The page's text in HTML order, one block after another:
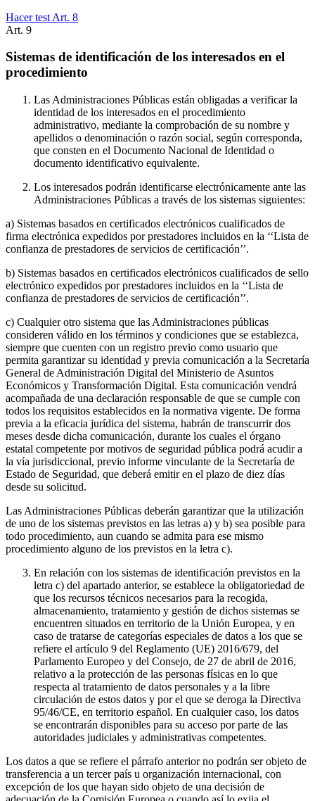
Hacer test Art. 8
Art. 9
Sistemas de identificación de los interesados en el
procedimiento
Las Administraciones Públicas están obligadas a verificar la
identidad de los interesados en el procedimiento
administrativo, mediante la comprobación de su nombre y
apellidos o denominación o razón social, según corresponda,
que consten en el Documento Nacional de Identidad o
documento identificativo equivalente.
Los interesados podrán identificarse electrónicamente ante las
Administraciones Públicas a través de los sistemas siguientes:
a) Sistemas basados en certificados electrónicos cualificados de
firma electrónica expedidos por prestadores incluidos en la ‘‘Lista de
confianza de prestadores de servicios de certificación’’.
b) Sistemas basados en certificados electrónicos cualificados de sello
electrónico expedidos por prestadores incluidos en la ‘‘Lista de
confianza de prestadores de servicios de certificación’’.
c) Cualquier otro sistema que las Administraciones públicas
consideren válido en los términos y condiciones que se establezca,
siempre que cuenten con un registro previo como usuario que
permita garantizar su identidad y previa comunicación a la Secretaría
General de Administración Digital del Ministerio de Asuntos
Económicos y Transformación Digital. Esta comunicación vendrá
acompañada de una declaración responsable de que se cumple con
todos los requisitos establecidos en la normativa vigente. De forma
previa a la eficacia jurídica del sistema, habrán de transcurrir dos
meses desde dicha comunicación, durante los cuales el órgano
estatal competente por motivos de seguridad pública podrá acudir a
la vía jurisdiccional, previo informe vinculante de la Secretaría de
Estado de Seguridad, que deberá emitir en el plazo de diez días
desde su solicitud.
Las Administraciones Públicas deberán garantizar que la utilización
de uno de los sistemas previstos en las letras a) y b) sea posible para
todo procedimiento, aun cuando se admita para ese mismo
procedimiento alguno de los previstos en la letra c).
En relación con los sistemas de identificación previstos en la
letra c) del apartado anterior, se establece la obligatoriedad de
que los recursos técnicos necesarios para la recogida,
almacenamiento, tratamiento y gestión de dichos sistemas se
encuentren situados en territorio de la Unión Europea, y en
caso de tratarse de categorías especiales de datos a los que se
refiere el artículo 9 del Reglamento (UE) 2016/679, del
Parlamento Europeo y del Consejo, de 27 de abril de 2016,
relativo a la protección de las personas físicas en lo que
respecta al tratamiento de datos personales y a la libre
circulación de estos datos y por el que se deroga la Directiva
95/46/CE, en territorio español. En cualquier caso, los datos
se encontrarán disponibles para su acceso por parte de las
autoridades judiciales y administrativas competentes.
Los datos a que se refiere el párrafo anterior no podrán ser objeto de
transferencia a un tercer país u organización internacional, con
excepción de los que hayan sido objeto de una decisión de